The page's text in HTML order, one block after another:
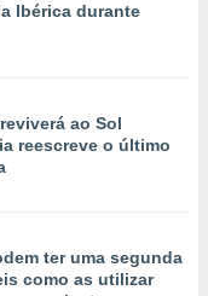
Ibérica durante
ao Sol
reescreve o último
ter uma segunda
como as utilizar